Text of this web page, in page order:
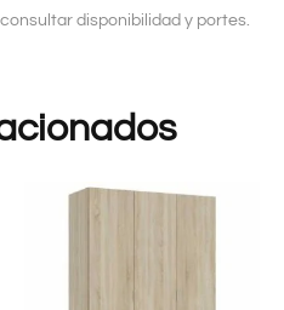
disponibilidad y portes.